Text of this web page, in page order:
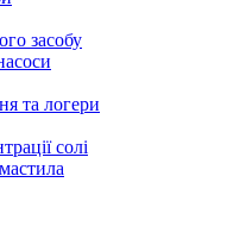
засобу
та логери
солі